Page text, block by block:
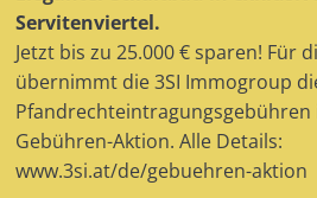
Servitenviertel.
Jetzt bis zu 25.000 € sparen! Für
übernimmt die 3SI Immogroup
Pfandrechteintragungsgebühren
Gebühren-Aktion. Alle Details:
www.3si.at/de/gebuehren-aktion